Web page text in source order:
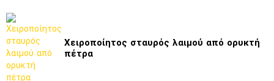
Χειροποίητος σταυρός λαιμού από ορυκτή
πέτρα